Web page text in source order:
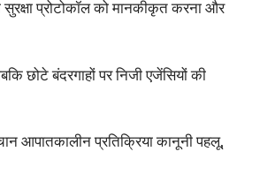
सुरक्षा प्रोटोकॉल को मानकीकृत करना और
छोटे बंदरगाहों पर निजी एजेंसियों की
आपातकालीन प्रतिक्रिया कानूनी पहलू,